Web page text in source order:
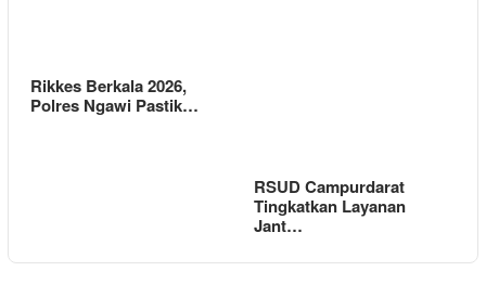
Rikkes Berkala 2026,
Polres Ngawi Pastik…
RSUD Campurdarat
Tingkatkan Layanan
Jant…